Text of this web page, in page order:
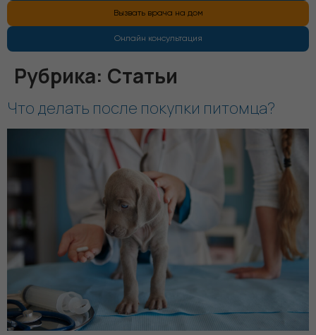
Вызвать врача на дом
Онлайн консультация
Рубрика: Статьи
Что делать после покупки питомца?